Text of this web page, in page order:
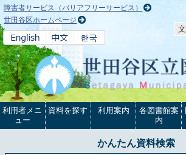
本文へ
障害者サービス（バリアフリーサービス）
世田谷区ホームページ
利用者メニ
ュー
資料を探す 利用案内
各図書館案
内
かんたん資料検索